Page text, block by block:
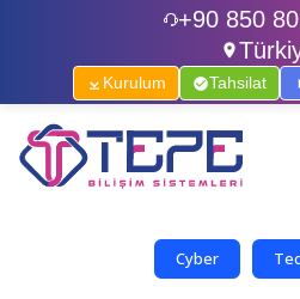
+90 850
Kurulum Tahsilat
Cyber